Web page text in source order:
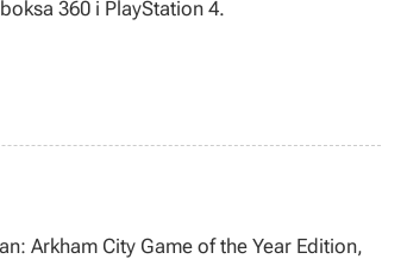
360 i PlayStation 4.
Arkham City Game of the Year Edition,